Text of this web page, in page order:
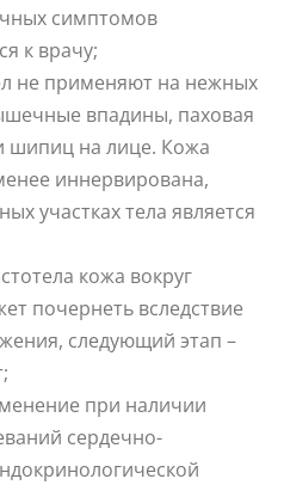
симптомов
к врачу;
не применяют на нежных
впадины, паховая
шипиц на лице. Кожа
иннервирована,
участках тела является
кожа вокруг
почернеть вследствие
следующий этап –
при наличии
сердечно-